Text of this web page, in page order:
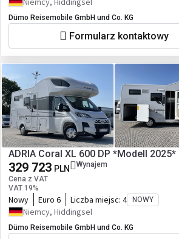
Dümo Reisemobile GmbH und Co. KG
Formularz kontaktowy
ADRIA Coral XL 600 DP *Modell 2025*
329 723 PLN
Cena z VAT
VAT 19%
Wynajem
Nowy Euro 6 Liczba miejsc: 4 NOWY
Niemcy, Hiddingsel
Dümo Reisemobile GmbH und Co. KG